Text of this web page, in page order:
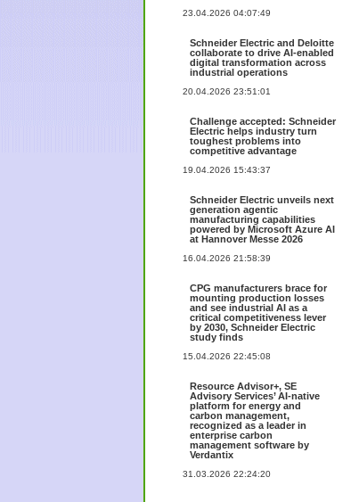
23.04.2026 04:07:49
Schneider Electric and Deloitte
collaborate to drive AI-enabled
digital transformation across
industrial operations
20.04.2026 23:51:01
Challenge accepted: Schneider
Electric helps industry turn
toughest problems into
competitive advantage
19.04.2026 15:43:37
Schneider Electric unveils next
generation agentic
manufacturing capabilities
powered by Microsoft Azure AI
at Hannover Messe 2026
16.04.2026 21:58:39
CPG manufacturers brace for
mounting production losses
and see industrial AI as a
critical competitiveness lever
by 2030, Schneider Electric
study finds
15.04.2026 22:45:08
Resource Advisor+, SE
Advisory Services’ AI-native
platform for energy and
carbon management,
recognized as a leader in
enterprise carbon
management software by
Verdantix
31.03.2026 22:24:20